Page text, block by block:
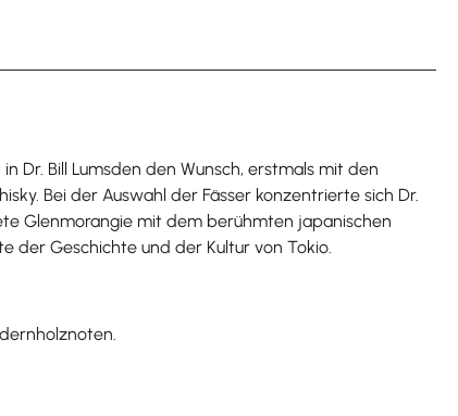
Dr. Bill Lumsden den Wunsch, erstmals mit den
Bei der Auswahl der Fässer konzentrierte sich Dr.
Glenmorangie mit dem berühmten japanischen
der Geschichte und der Kultur von Tokio.